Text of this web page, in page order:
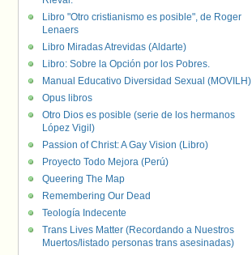
Libro "Otro cristianismo es posible", de Roger
Lenaers
Libro Miradas Atrevidas (Aldarte)
Libro: Sobre la Opción por los Pobres.
Manual Educativo Diversidad Sexual (MOVILH)
Opus libros
Otro Dios es posible (serie de los hermanos
López Vigil)
Passion of Christ: A Gay Vision (Libro)
Proyecto Todo Mejora (Perú)
Queering The Map
Remembering Our Dead
Teología Indecente
Trans Lives Matter (Recordando a Nuestros
Muertos/listado personas trans asesinadas)